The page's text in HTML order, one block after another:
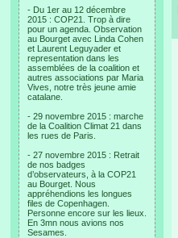
- Du 1er au 12 décembre
2015 : COP21. Trop à dire
pour un agenda. Observation
au Bourget avec Linda Cohen
et Laurent Leguyader et
representation dans les
assemblées de la coalition et
autres associations par Maria
Vives, notre très jeune amie
catalane.
- 29 novembre 2015 : marche
de la Coalition Climat 21 dans
les rues de Paris.
- 27 novembre 2015 : Retrait
de nos badges
d’observateurs, à la COP21
au Bourget. Nous
appréhendions les longues
files de Copenhagen.
Personne encore sur les lieux.
En 3mn nous avions nos
Sesames.